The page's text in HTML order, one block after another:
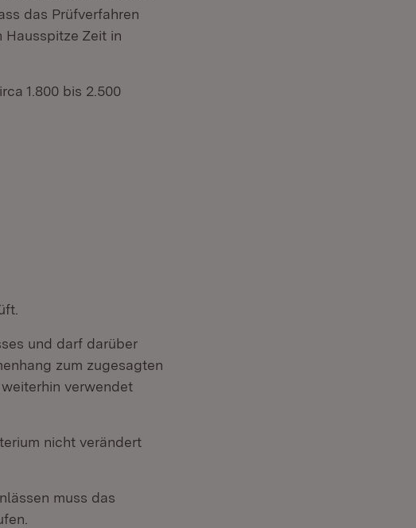
das Prüfverfahren
Zeit in
1.800 bis 2.500
und darf darüber
zum zugesagten
verwendet
nicht verändert
muss das